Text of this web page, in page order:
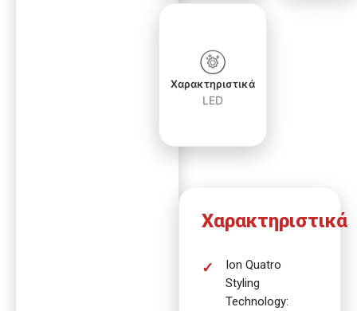
Χαρακτηριστικά
LED
Χαρακτηριστικά
Ion Quatro
Styling
Technology: